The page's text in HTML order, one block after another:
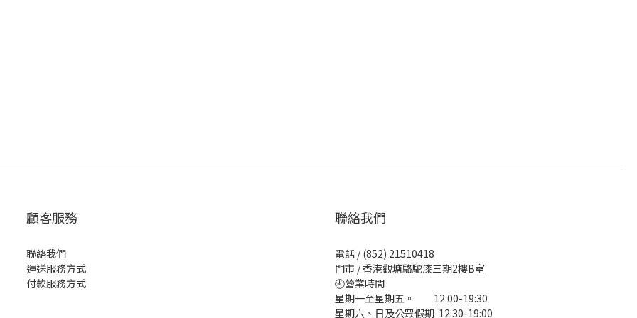
顧客服務
聯絡我們
運送服務方式
付款服務方式
聯絡我們
電話 / (852) 21510418
門市 / 香港觀塘駱駝漆三期2樓B室
🕘營業時間
星期一至星期五。 12:00-19:30
星期六、日及公眾假期 12:30-19:00